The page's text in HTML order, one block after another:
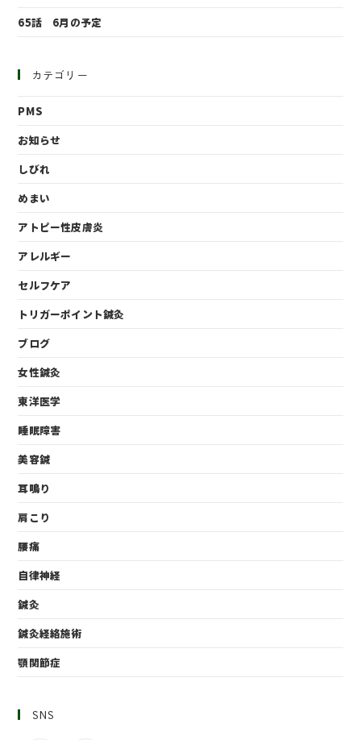
65話 6月の予定
カテゴリー
PMS
お知らせ
しびれ
めまい
アトピー性皮膚炎
アレルギー
セルフケア
トリガーポイント鍼灸
ブログ
女性鍼灸
東洋医学
睡眠障害
美容鍼
耳鳴り
肩こり
腰痛
自律神経
鍼灸
鍼灸経絡施術
顎関節症
SNS